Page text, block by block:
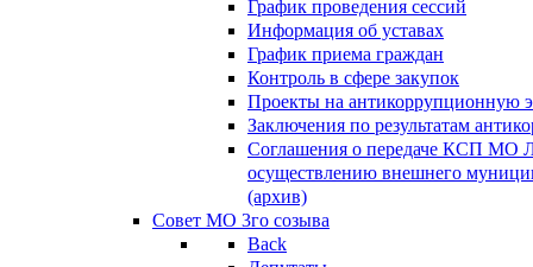
График проведения сессий
Информация об уставах
График приема граждан
Контроль в сфере закупок
Проекты на антикоррупционную
Заключения по результатам
Соглашения о передаче КСП МО
осуществлению внешнего
(архив)
Совет МО 3го созыва
Back